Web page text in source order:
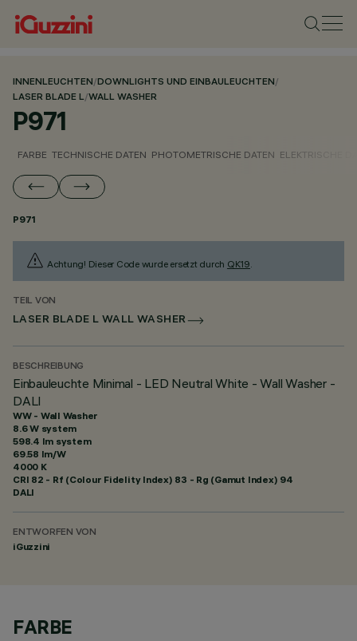
INNENLEUCHTEN/DOWNLIGHTS UND EINBAULEUCHTEN/
LASER BLADE L/WALL WASHER
P971
FARBE TECHNISCHE DATEN PHOTOMETRISCHE DATEN ELEKTRISCHE
P971
Achtung! Dieser Code wurde ersetzt durch QK19.
TEIL VON
LASER BLADE L WALL WASHER
BESCHREIBUNG
Einbauleuchte Minimal - LED Neutral White - Wall Washer -
DALI
WW - Wall Washer
8.6 W system
598.4 lm system
69.58 lm/W
4000 K
CRI 82 - Rf (Colour Fidelity Index) 83 - Rg (Gamut Index) 94
DALI
ENTWORFEN VON
iGuzzini
FARBE